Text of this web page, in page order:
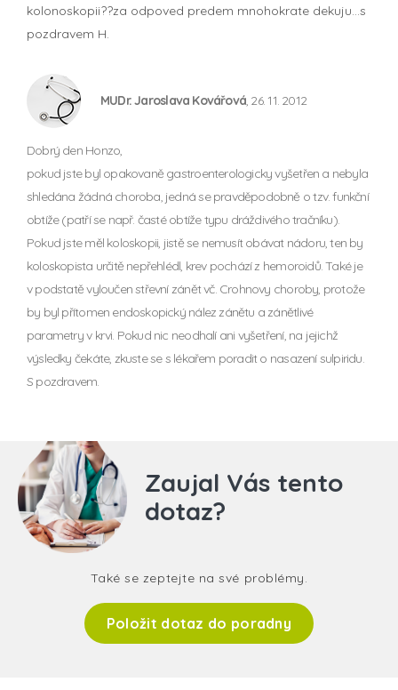
kolonoskopii??za odpoved predem mnohokrate dekuju...s
pozdravem H.
MUDr. Jaroslava Kovářová, 26. 11. 2012
Dobrý den Honzo,
pokud jste byl opakovaně gastroenterologicky vyšetřen a nebyla
shledána žádná choroba, jedná se pravděpodobně o tzv. funkční
obtíže (patří se např. časté obtíže typu dráždivého tračníku).
Pokud jste měl koloskopii, jistě se nemusít obávat nádoru, ten by
koloskopista určitě nepřehlédl, krev pochází z hemoroidů. Také je
v podstatě vyloučen střevní zánět vč. Crohnovy choroby, protože
by byl přítomen endoskopický nález zánětu a zánětlivé
parametry v krvi. Pokud nic neodhalí ani vyšetření, na jejichž
výsledky čekáte, zkuste se s lékařem poradit o nasazení sulpiridu.
S pozdravem.
Zaujal Vás tento
dotaz?
Také se zeptejte na své problémy.
Položit dotaz do poradny